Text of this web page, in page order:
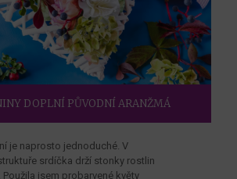
DOPLNÍ PŮVODNÍ ARANŽMÁ
je naprosto jednoduché. V
srdíčka drží stonky rostlin
jsem probarvené květy